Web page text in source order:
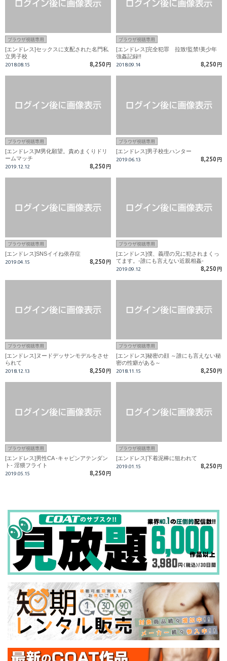
ブラウザ視聴専用
[エンドレス]セックスに支配された名門私
立男子校
2018.08.15 8,250 円
ブラウザ視聴専用
[エンドレス]完全犯罪 拉致!監禁!美少年
強姦記録!!
2018.09.14 8,250 円
ブラウザ視聴専用
[エンドレス]M男化願望。責めまくりドリ
ームマッチ
2019.12.12 8,250 円
ブラウザ視聴専用
[エンドレス]男子校生ハンター
2019.06.13 8,250 円
ブラウザ視聴専用
[エンドレス]SNSイイね依存症
2019.04.15 8,250 円
ブラウザ視聴専用
[エンドレス]僕、義理の兄に犯されまくっ
てます。-誰にも言えない近親相姦‐
2019.09.12 8,250 円
ブラウザ視聴専用
[エンドレス]ヌードデッサンモデルをさせ
られて
2018.12.13 8,250 円
ブラウザ視聴専用
[エンドレス]秘密の顔 ～誰にも言えない秘
密の性癖がある～
2018.11.15 8,250 円
ブラウザ視聴専用
[エンドレス]男性CA -キャビンアテンダン
ト- 淫猥フライト
2019.05.15 8,250 円
ブラウザ視聴専用
[エンドレス]下着泥棒に狙われて
2019.01.15 8,250 円